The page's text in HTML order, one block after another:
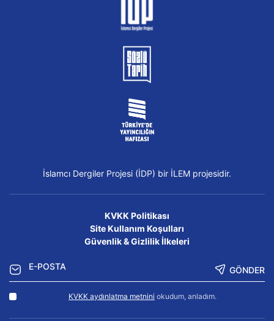
İslamcı Dergiler Projesi (İDP) bir İLEM projesidir.
KVKK Politikası
Site Kullanım Koşulları
Güvenlik & Gizlilik İlkeleri
GÖNDER
KVKK aydınlatma metnini okudum, anladım.